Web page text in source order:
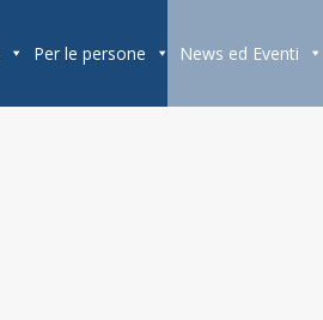
Per le persone News ed Eventi